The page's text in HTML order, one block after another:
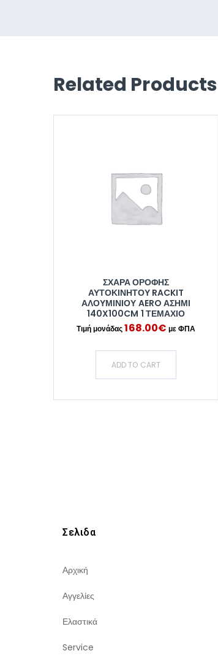
Related Products
ΣΧΆΡΑ ΟΡΟΦΉΣ
ΑΥΤΟΚΙΝΉΤΟΥ RACKIT
ΑΛΟΥΜΙΝΊΟΥ AERO ΑΣΗΜΊ
140X100CM 1 ΤΕΜΆΧΙΟ
168.00€
ADD TO CART
Σελιδα
Αρχική
Αγγελίες
Ελαστικά
Service